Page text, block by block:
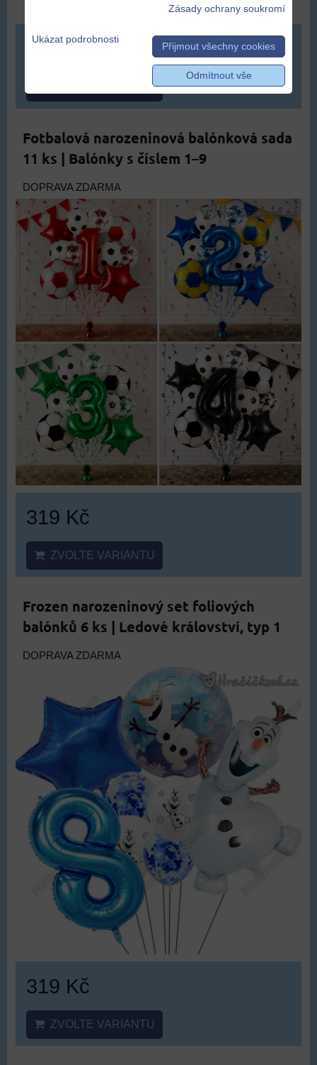
349 Kč
ZVOLTE VARIANTU
Fotbalová narozeninová balónková sada
11 ks | Balónky s číslem 1–9
DOPRAVA ZDARMA
319 Kč
ZVOLTE VARIANTU
Frozen narozeninový set foliových
balónků 6 ks | Ledové království, typ 1
DOPRAVA ZDARMA
319 Kč
ZVOLTE VARIANTU
Zásady ochrany soukromí
Ukázat podrobnosti
Přijmout všechny cookies
Odmítnout vše